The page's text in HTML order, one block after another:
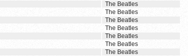
The Beatles
The Beatles
The Beatles
The Beatles
The Beatles
The Beatles
The Beatles